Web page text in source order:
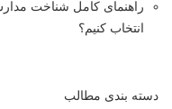
راهنمای کامل شناخت
انتخاب کنیم؟
دسته بندی مطالب